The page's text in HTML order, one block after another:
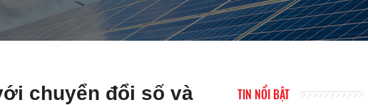
chuyển đổi số và
TIN NỔI BẬT